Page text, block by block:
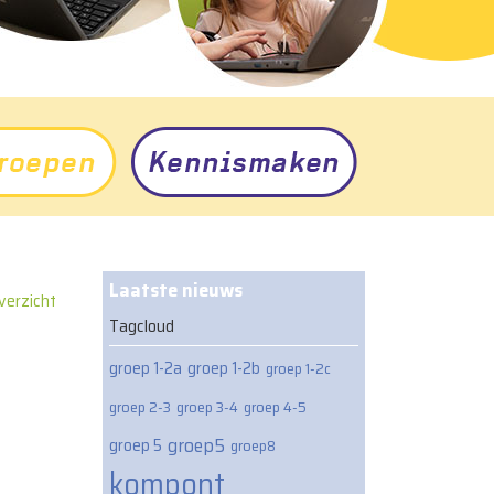
Laatste nieuws
Tagcloud
groep 1-2a groep 1-2b groep 1-2c
groep 2-3 groep 3-4 groep 4-5
groep 5 groep5 groep8
kompont